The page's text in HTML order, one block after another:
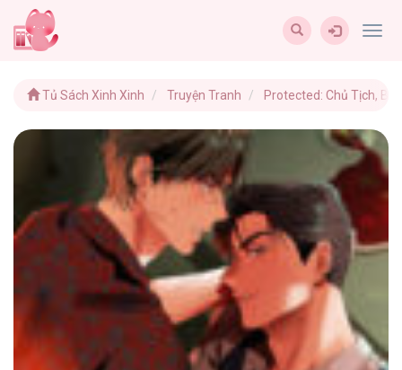
Tủ Sách Xinh Xinh Truyện Tranh Protected: Chủ Tịch,